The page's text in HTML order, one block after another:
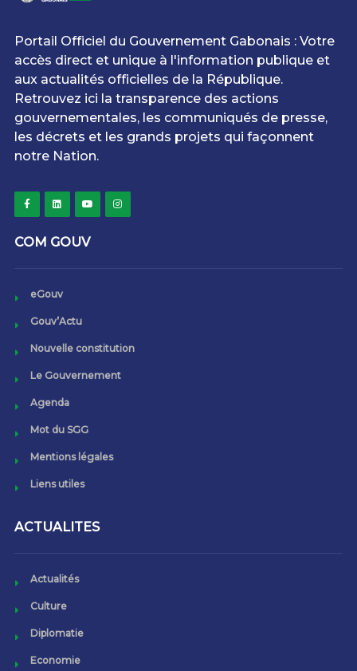
Portail Officiel du Gouvernement Gabonais : Votre
accès direct et unique à l'information publique et
aux actualités officielles de la République.
Retrouvez ici la transparence des actions
gouvernementales, les communiqués de presse,
les décrets et les grands projets qui façonnent
notre Nation.
COM GOUV
eGouv
Gouv’Actu
Nouvelle constitution
Le Gouvernement
Agenda
Mot du SGG
Mentions légales
Liens utiles
ACTUALITES
Actualités
Culture
Diplomatie
Economie